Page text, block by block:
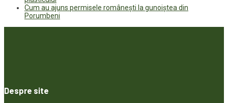
Cum au ajuns permisele românești la gunoiștea din
Porumbeni
Despre site